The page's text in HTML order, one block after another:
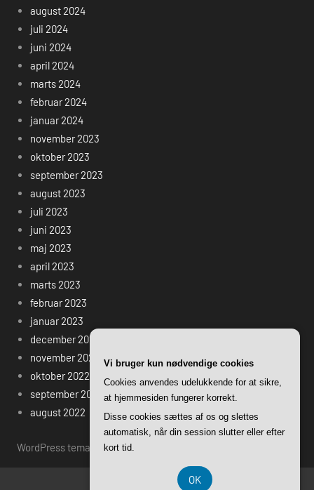
august 2024
juli 2024
juni 2024
april 2024
marts 2024
februar 2024
januar 2024
november 2023
oktober 2023
september 2023
august 2023
juli 2023
juni 2023
maj 2023
april 2023
marts 2023
februar 2023
januar 2023
december 2022
november 2022
oktober 2022
september 2022
august 2022
WordPress tema: Harrison by ThemeZee.
Vi bruger kun nødvendige cookies
Cookies anvendes udelukkende for at sikre,
at hjemmesiden fungerer korrekt.
Disse cookies sættes af os og slettes
automatisk, når din session slutter eller efter
kort tid.
OK